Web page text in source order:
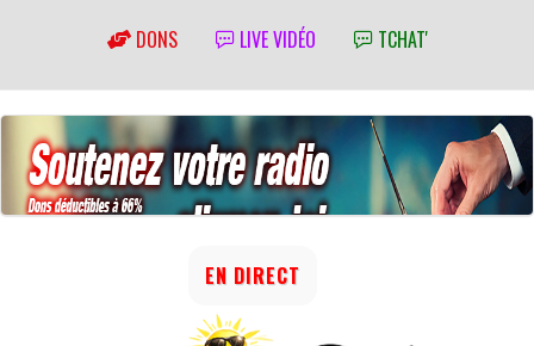
DONS LIVE VIDÉO TCHAT'
EN DIRECT